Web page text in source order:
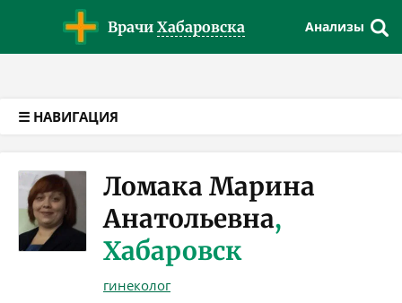
Врачи Хабаровска Анализы
☰ НАВИГАЦИЯ
Ломака Марина
Анатольевна,
Хабаровск
гинеколог